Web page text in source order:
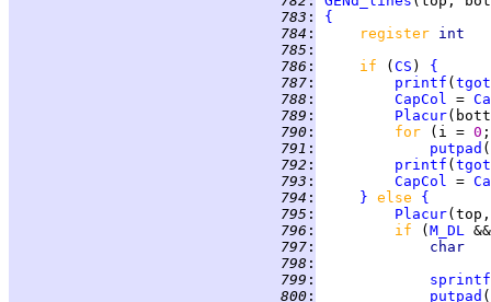
783 :
{
784 : register
785 :
786 : if ( CS ) {
787 : printf (
788 : CapCol =
789 : Placur
790 : for (i = 0
791 : putpad (
792 : printf (
793 : CapCol =
794 : } else {
795 : Placur
796 : if ( M_DL
797 :
798 :
799 :
sprintf
800 : putpad